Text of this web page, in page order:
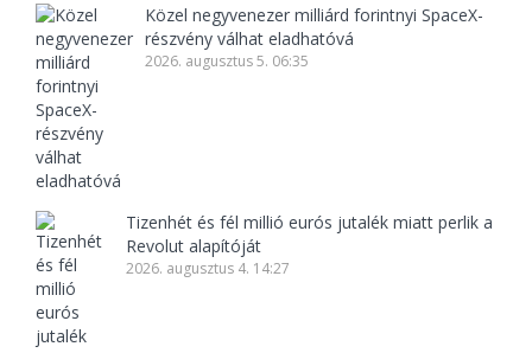
Közel negyvenezer milliárd forintnyi SpaceX-
részvény válhat eladhatóvá
2026. augusztus 5. 06:35
Tizenhét és fél millió eurós jutalék miatt perlik a
Revolut alapítóját
2026. augusztus 4. 14:27